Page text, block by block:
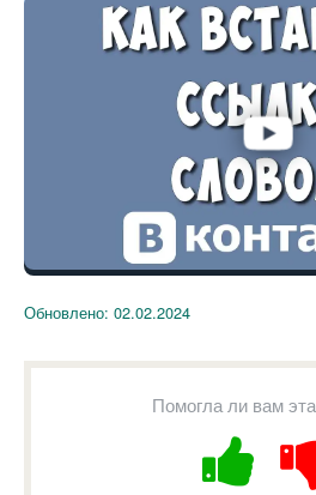
Обновлено: 02.02.2024
Помогла ли вам